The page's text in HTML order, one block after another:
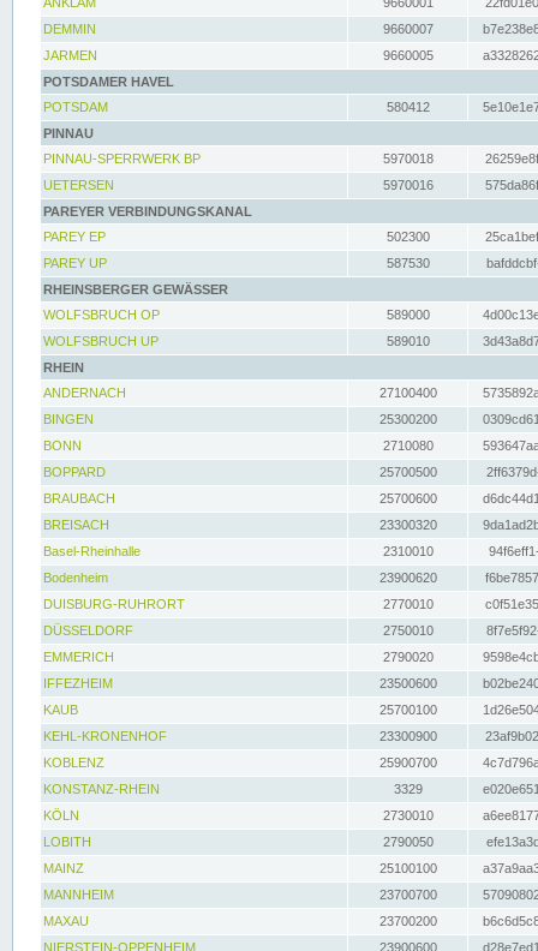
DEMMIN
9660007
JARMEN
9660005
POTSDAMER HAVEL
POTSDAM
580412
PINNAU
PINNAU-SPERRWERK BP
5970018
UETERSEN
5970016
PAREYER VERBINDUNGSKANAL
PAREY EP
502300
PAREY UP
587530
RHEINSBERGER GEWÄSSER
WOLFSBRUCH OP
589000
WOLFSBRUCH UP
589010
RHEIN
ANDERNACH
27100400
BINGEN
25300200
BONN
2710080
BOPPARD
25700500
BRAUBACH
25700600
BREISACH
23300320
Basel-Rheinhalle
2310010
Bodenheim
23900620
DUISBURG-RUHRORT
2770010
DÜSSELDORF
2750010
EMMERICH
2790020
IFFEZHEIM
23500600
KAUB
25700100
KEHL-KRONENHOF
23300900
KOBLENZ
25900700
KONSTANZ-RHEIN
3329
KÖLN
2730010
LOBITH
2790050
MAINZ
25100100
MANNHEIM
23700700
MAXAU
23700200
NIERSTEIN-OPPENHEIM
23900600